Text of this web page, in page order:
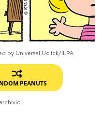
Altrecose
Mondiali calcio 2026
by Universal Uclick/ILPA
PEANUTS